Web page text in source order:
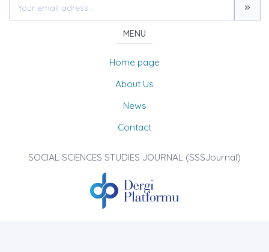
MENU
Home page
About Us
News
Contact
SOCIAL SCIENCES STUDIES JOURNAL (SSSJournal)